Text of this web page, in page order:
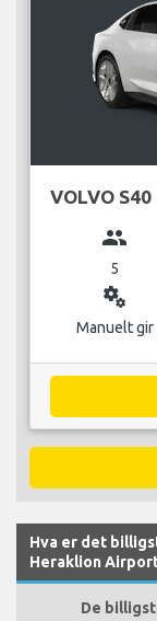
VOLVO S40
group
5
miscellaneous_services
Manuelt gir
Hva er det
Heraklion
De